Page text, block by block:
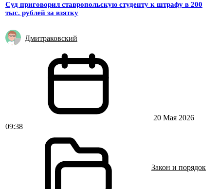
Суд приговорил ставропольскую студенту к штрафу в 200
тыс. рублей за взятку
Дмитраковский
20 Мая 2026
09:38
Закон и порядок